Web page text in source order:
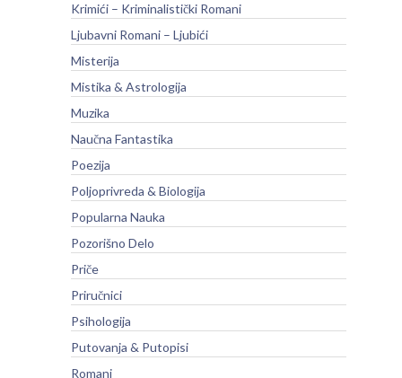
Krimići – Kriminalistički Romani
Ljubavni Romani – Ljubići
Misterija
Mistika & Astrologija
Muzika
Naučna Fantastika
Poezija
Poljoprivreda & Biologija
Popularna Nauka
Pozorišno Delo
Priče
Priručnici
Psihologija
Putovanja & Putopisi
Romani